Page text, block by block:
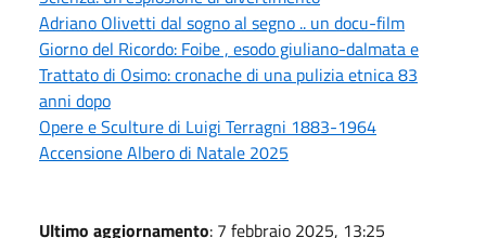
Adriano Olivetti dal sogno al segno .. un docu-film
Giorno del Ricordo: Foibe , esodo giuliano-dalmata e
Trattato di Osimo: cronache di una pulizia etnica 83
anni dopo
Opere e Sculture di Luigi Terragni 1883-1964
Accensione Albero di Natale 2025
Ultimo aggiornamento: 7 febbraio 2025, 13:25